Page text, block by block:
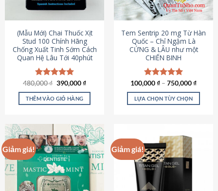
được
chọn
trên
trang
sản
phẩm
có
thể
chọn
trên
trang
sản
phẩm
(Mẫu Mới) Chai Thuốc Xịt
Stud 100 Chính Hãng
Chống Xuất Tinh Sớm Cách
Quan Hệ Lâu Tới 40phút
Được xếp
hạng5.00
5 sao
480,000₫ Giá
là:
480,000 ₫.
390,000₫Giá
tại
THÊM VÀO GIỎ HÀNG
Tem Sentrip 20 mg Từ Hàn
Quốc – Chỉ Ngậm Là
CỨNG & LÂU như một
CHIẾN BINH
Được xếp
hạng5.00
5 sao
100,000₫ – 750,000₫
LỰA CHỌN TÙY CHỌN
có
nhiều
biến
Giảm giá! Giảm giá!